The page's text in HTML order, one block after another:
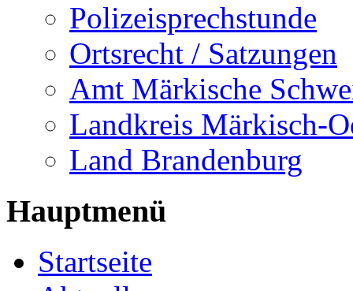
Polizeisprechstunde
Ortsrecht / Satzungen
Amt Märkische
Landkreis Märkisch-
Land Brandenburg
Hauptmenü
Startseite